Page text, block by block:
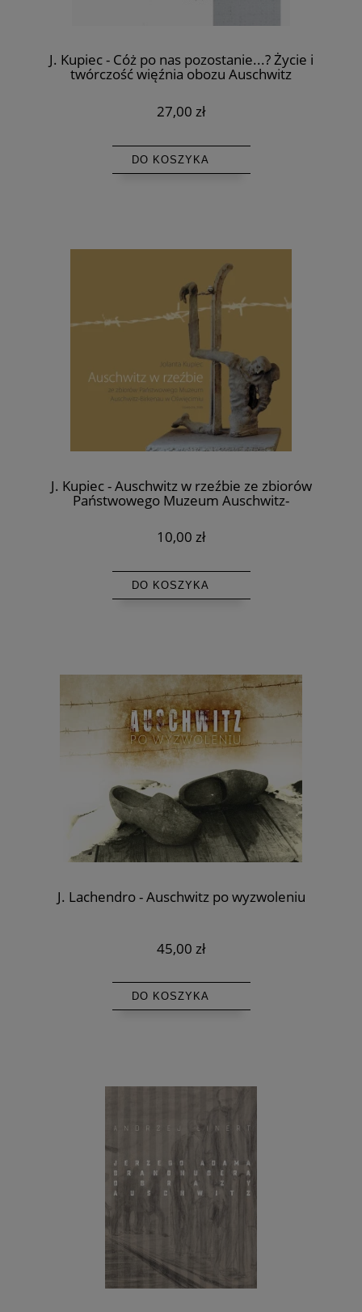
J. Kupiec - Cóż po nas pozostanie...? Życie i
twórczość więźnia obozu Auschwitz
Mieczysława Kościelniaka
27,00 zł
DO KOSZYKA
J. Kupiec - Auschwitz w rzeźbie ze zbiorów
Państwowego Muzeum Auschwitz-
Birkenau w Oświęcimiu
10,00 zł
DO KOSZYKA
J. Lachendro - Auschwitz po wyzwoleniu
45,00 zł
DO KOSZYKA